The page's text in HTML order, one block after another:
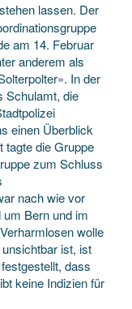
lassen. Der
am 14. Februar
anderem als
In der
Schulamt, die
einen Überblick
tagte die Gruppe
zum Schluss
nach wie vor
Bern und im
wolle
ist, ist
dass
keine Indizien für